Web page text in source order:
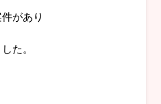
があり
た。